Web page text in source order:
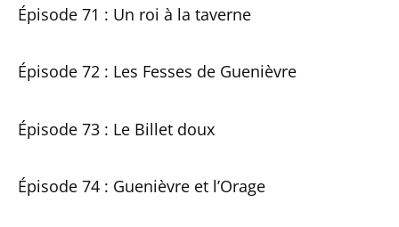
Épisode 71 : Un roi à la taverne
Épisode 72 : Les Fesses de Guenièvre
Épisode 73 : Le Billet doux
Épisode 74 : Guenièvre et l’Orage